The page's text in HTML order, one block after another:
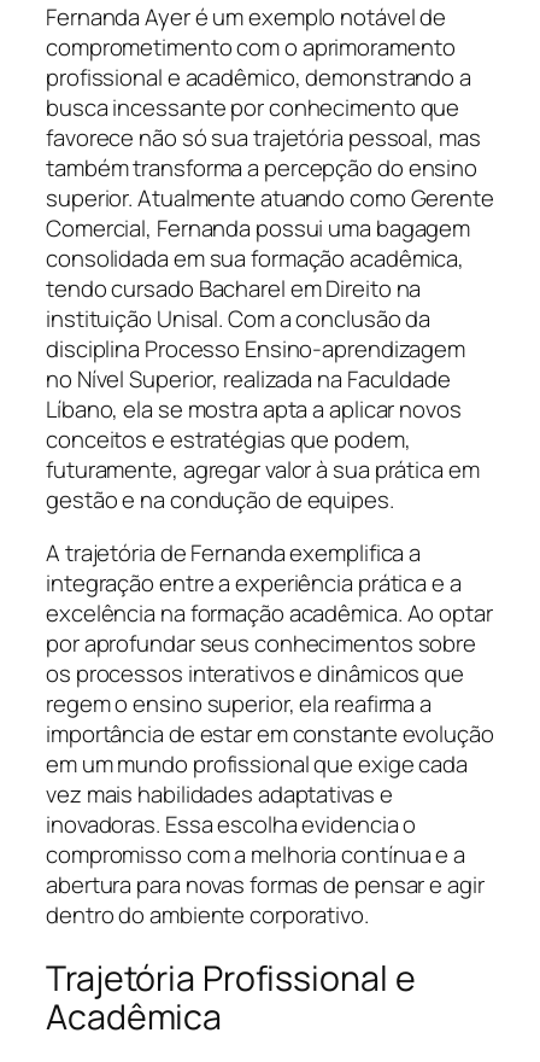
Fernanda Ayer é um exemplo notável de
comprometimento com o aprimoramento
profissional e acadêmico, demonstrando a
busca incessante por conhecimento que
favorece não só sua trajetória pessoal, mas
também transforma a percepção do ensino
superior. Atualmente atuando como Gerente
Comercial, Fernanda possui uma bagagem
consolidada em sua formação acadêmica,
tendo cursado Bacharel em Direito na
instituição Unisal. Com a conclusão da
disciplina Processo Ensino-aprendizagem
no Nível Superior, realizada na Faculdade
Líbano, ela se mostra apta a aplicar novos
conceitos e estratégias que podem,
futuramente, agregar valor à sua prática em
gestão e na condução de equipes.
A trajetória de Fernanda exemplifica a
integração entre a experiência prática e a
excelência na formação acadêmica. Ao optar
por aprofundar seus conhecimentos sobre
os processos interativos e dinâmicos que
regem o ensino superior, ela reafirma a
importância de estar em constante evolução
em um mundo profissional que exige cada
vez mais habilidades adaptativas e
inovadoras. Essa escolha evidencia o
compromisso com a melhoria contínua e a
abertura para novas formas de pensar e agir
dentro do ambiente corporativo.
Trajetória Profissional e
Acadêmica